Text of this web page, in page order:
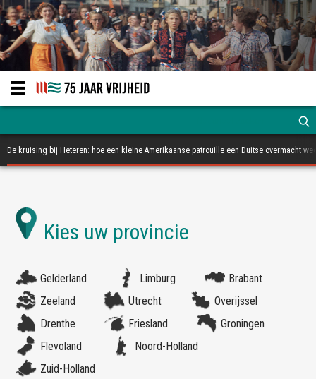
De kruising bij Heteren: hoe een kleine Amerikaanse patrouille een Duitse overmacht
Gelderland Limburg
Brabant
Zeeland
Utrecht
Overijssel
Drenthe
Friesland
Groningen
Flevoland
Noord-Holland
Zuid-Holland